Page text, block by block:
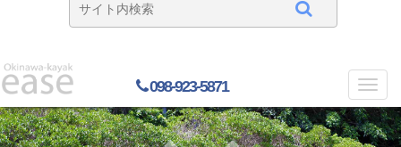
098-923-5871